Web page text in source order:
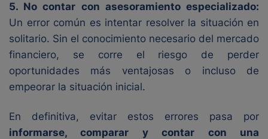
5. No contar con asesoramiento especializado:
Un error común es intentar resolver la situación en
solitario. Sin el conocimiento necesario del mercado
financiero, se corre el riesgo de perder
oportunidades más ventajosas o incluso de
empeorar la situación inicial.
En definitiva, evitar estos errores pasa por
informarse, comparar y contar con una